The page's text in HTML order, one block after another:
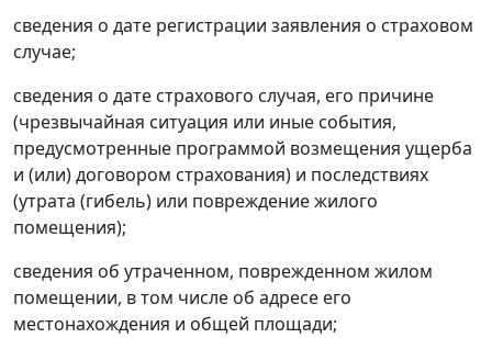
сведения о дате регистрации заявления о страховом
случае;
сведения о дате страхового случая, его причине
(чрезвычайная ситуация или иные события,
предусмотренные программой возмещения ущерба
и (или) договором страхования) и последствиях
(утрата (гибель) или повреждение жилого
помещения);
сведения об утраченном, поврежденном жилом
помещении, в том числе об адресе его
местонахождения и общей площади;